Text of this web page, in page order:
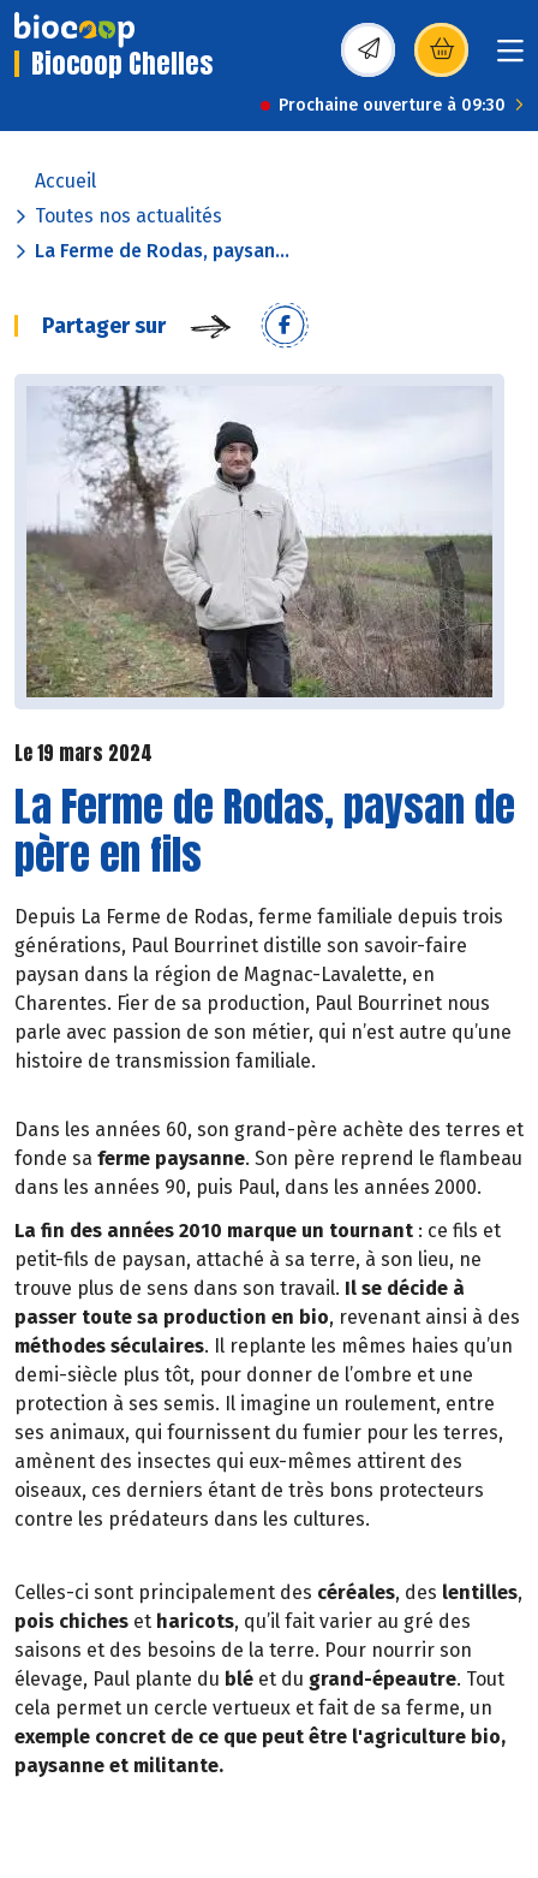
Biocoop Chelles (s’ouvre dans une
Prochaine ouverture à 09:30
Accueil
Toutes nos actualités
La Ferme de Rodas, paysan...
Partager sur
Le 19 mars 2024
La Ferme de Rodas, paysan de
père en fils
Depuis La Ferme de Rodas, ferme familiale depuis trois
générations, Paul Bourrinet distille son savoir-faire
paysan dans la région de Magnac-Lavalette, en
Charentes. Fier de sa production, Paul Bourrinet nous
parle avec passion de son métier, qui n’est autre qu’une
histoire de transmission familiale.
Dans les années 60, son grand-père achète des terres et
fonde sa ferme paysanne. Son père reprend le flambeau
dans les années 90, puis Paul, dans les années 2000.
La fin des années 2010 marque un tournant : ce fils et
petit-fils de paysan, attaché à sa terre, à son lieu, ne
trouve plus de sens dans son travail. Il se décide à
passer toute sa production en bio, revenant ainsi à des
méthodes séculaires. Il replante les mêmes haies qu’un
demi-siècle plus tôt, pour donner de l’ombre et une
protection à ses semis. Il imagine un roulement, entre
ses animaux, qui fournissent du fumier pour les terres,
amènent des insectes qui eux-mêmes attirent des
oiseaux, ces derniers étant de très bons protecteurs
contre les prédateurs dans les cultures.
Celles-ci sont principalement des céréales, des lentilles,
pois chiches et haricots, qu’il fait varier au gré des
saisons et des besoins de la terre. Pour nourrir son
élevage, Paul plante du blé et du grand-épeautre. Tout
cela permet un cercle vertueux et fait de sa ferme, un
exemple concret de ce que peut être l'agriculture bio,
paysanne et militante.